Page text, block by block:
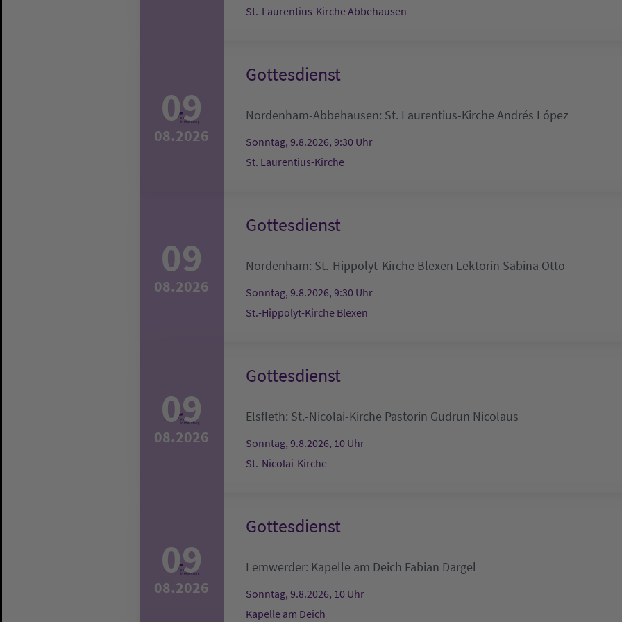
St.-Laurentius-Kirche Abbehausen
09
08.2026
Gottesdienst
Nordenham-Abbehausen: St. Laurentius-Kirche Andrés López
Sonntag, 9.8.2026, 9:30 Uhr
St. Laurentius-Kirche
09
08.2026
Gottesdienst
Nordenham: St.-Hippolyt-Kirche Blexen Lektorin Sabina Otto
Sonntag, 9.8.2026, 9:30 Uhr
St.-Hippolyt-Kirche Blexen
09
08.2026
Gottesdienst
Elsfleth: St.-Nicolai-Kirche Pastorin Gudrun Nicolaus
Sonntag, 9.8.2026, 10 Uhr
St.-Nicolai-Kirche
09
08.2026
Gottesdienst
Lemwerder: Kapelle am Deich Fabian Dargel
Sonntag, 9.8.2026, 10 Uhr
Kapelle am Deich